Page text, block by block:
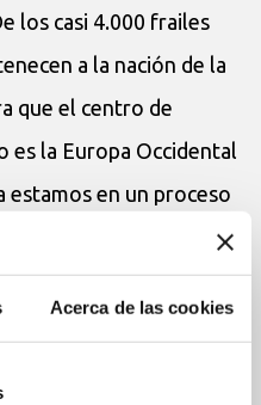
Acerca de las cookies
los casi 4.000 frailes
a la nación de la
que el centro de
es la Europa Occidental
estamos en un proceso
que en Asía es todo lo
es: Provincias,